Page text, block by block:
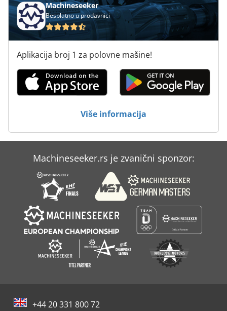
Machineseeker
Besplatno u prodavnici
Aplikacija broj 1 za polovne mašine!
Više informacija
Machineseeker.rs je zvanični sponzor:
+44 20 331 800 72